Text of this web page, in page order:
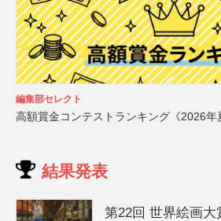
編集部セレクト
高額賞金コンテストランキング《2026年
結果発表
第22回 世界絵画大